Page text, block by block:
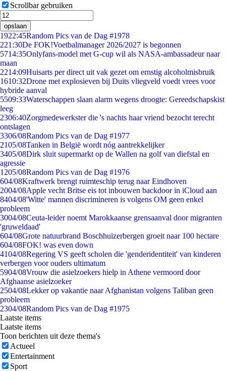
Scrollbar gebruiken
opslaan
1922:45Random Pics van de Dag #1978
221:30De FOK!Voetbalmanager 2026/2027 is begonnen
5714:35Onlyfans-model met G-cup wil als NASA-ambassadeur naar
maan
2214:09Huisarts per direct uit vak gezet om ernstig alcoholmisbruik
1610:32Drone met explosieven bij Duits vliegveld voedt vrees voor
hybride aanval
5509:33Waterschappen slaan alarm wegens droogte: Gereedschapskist
leeg
2306:40Zorgmedewerkster die 's nachts haar vriend bezocht terecht
ontslagen
3306/08Random Pics van de Dag #1977
2105/08Tanken in België wordt nóg aantrekkelijker
3405/08Dirk sluit supermarkt op de Wallen na golf van diefstal en
agressie
1205/08Random Pics van de Dag #1976
604/08Kraftwerk brengt ruimteschip terug naar Eindhoven
2004/08Apple vecht Britse eis tot inbouwen backdoor in iCloud aan
8404/08'Witte' mannen discrimineren is volgens OM geen enkel
probleem
3004/08Ceuta-leider noemt Marokkaanse grensaanval door migranten
'gruweldaad'
604/08Grote natuurbrand Boschhuizerbergen groeit naar 100 hectare
604/08FOK! was even down
4104/08Regering VS geeft scholen die 'genderidentiteit' van kinderen
verbergen voor ouders ultimatum
5904/08Vrouw die asielzoekers hielp in Athene vermoord door
Afghaanse asielzoeker
2504/08Lekker op vakantie naar Afghanistan volgens Taliban geen
probleem
2304/08Random Pics van de Dag #1975
Laatste items
Laatste items
Toon berichten uit deze thema's
Actueel
Entertainment
Sport